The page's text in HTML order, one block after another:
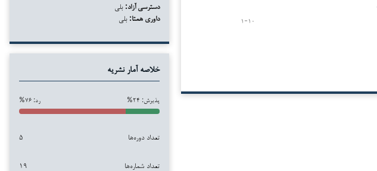
۱-۱۰
دسترسی آزاد: بلی
داوری همتا: بلی
خلاصه آمار نشریه
پذیرش: ۲۴% رد: ۷۶%
تعداد دوره‌ها ۵
تعداد شماره‌ها ۱۹